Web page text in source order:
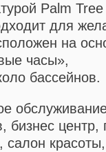
Palm
для
на
часы»,
бассейнов.
центр,
салон